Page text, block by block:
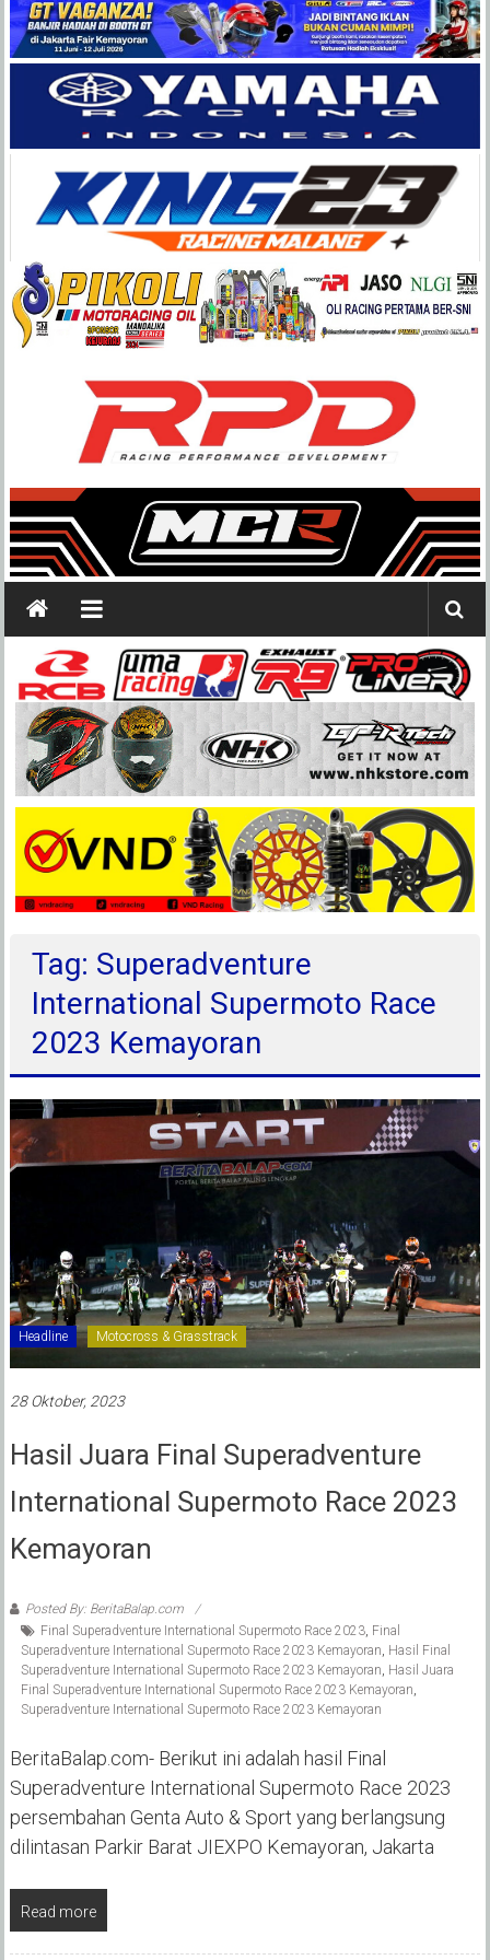
Balap
Paling
Lengkap
Tag: Superadventure
International Supermoto Race
2023 Kemayoran
Headline Motocross & Grasstrack
28 Oktober, 2023
Hasil Juara Final Superadventure
International Supermoto Race 2023
Kemayoran
Posted By: BeritaBalap.com
Final Superadventure International Supermoto Race 2023, Final
Superadventure International Supermoto Race 2023 Kemayoran, Hasil Final
Superadventure International Supermoto Race 2023 Kemayoran, Hasil Juara
Final Superadventure International Supermoto Race 2023 Kemayoran,
Superadventure International Supermoto Race 2023 Kemayoran
BeritaBalap.com- Berikut ini adalah hasil Final
Superadventure International Supermoto Race 2023
persembahan Genta Auto & Sport yang berlangsung
dilintasan Parkir Barat JIEXPO Kemayoran, Jakarta
Read more